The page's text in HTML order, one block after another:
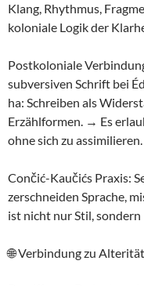
Klang, Rhythmus,
koloniale Logik der
Postkoloniale
subversiven Schrift bei
ha: Schreiben als
Erzählformen. → Es
ohne sich zu assimilieren.
Cončić-Kaučićs Praxis:
zerschneiden Sprache,
ist nicht nur Stil,
🌐 Verbindung zu